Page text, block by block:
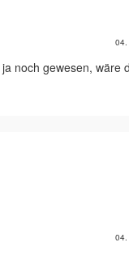
04.
noch gewesen, wäre
04.